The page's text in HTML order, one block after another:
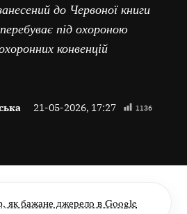
до Червоної книги
під охороною
конвенцій
21-05-2026, 17:27 1136
як бажане джерело в Google